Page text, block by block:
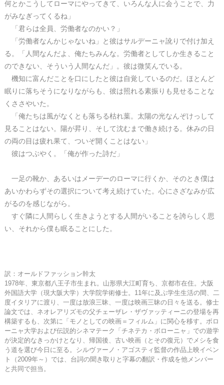
何とかこうしてローマにやってきて、いろんな人に会うことで、力
がみなぎってくるね」
「君らは全員、労働者なのかい？」
「労働者なんかじゃないね」と彼はサルデーニャ訛りで付け加え
る。「人間なんだよ、俺たちみんな。労働者としてしか生きること
のできない、そういう人間なんだ」。彼は微笑んでいる。
機知に富んだことを口にしたと彼は自覚しているのだ。ほとんど
眠りに落ちそうになりながらも、彼は照れる素振りも見せることな
くささやいた。
「俺たちは風がなくとも落ちる枯れ葉。太陽の光なんぞけっして
見ることはない。陽が昇り、そして沈むまで働き続ける。休みの日
の両の目は疲れ果て、ついぞ開くことはない」
彼はつぶやく。「俺が作った詩だ」
一足の靴か、あるいはメーデーのローマに行くか、そのとき僕は
あいかわらずその選択について考え続けていた。心にさざなみが広
がるのを感じながら。
すぐ隣に人間らしく生きようとする人間がいることを誇らしく思
い、それから僕も眠ることにした。
訳：オールドファッション幹太
1978年、東京都八王子市生まれ。山形県大江町育ち、京都市在住。大阪
外国語大学（現大阪大学）大学院学術修士。11年に及ぶ学生生活の間、二
度イタリアに渡り、一度は放浪三昧、一度は映画三昧の日々を送る。修士
論文では、ネオレアリズモの父チェーザレ・ザヴァッティーニの登場を再
構築するも、次第に「モノとしての映画＝フィルム」に関心を移す。ボロ
ーニャ大学および伝説的シネマテーク「チネテカ・ボローニャ」での遊学
が決定的なきっかけとなり、帰国後、古い映画（とその復元）でメシを食
う道を選び今日に至る。シルヴァーノ・アゴスティ監督の作品上映イベン
ト（2009年～）では、台詞の聞き取りと字幕の翻訳・作成を他メンバー
と共同で担当。